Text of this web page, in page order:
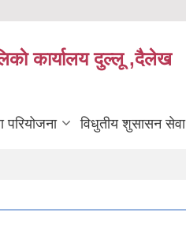
कार्यालय दुल्लू ,दैलेख
परियोजना विधुतीय शुसासन सेवा